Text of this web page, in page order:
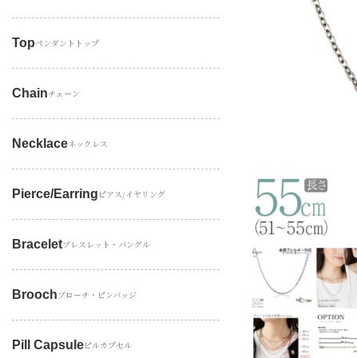
Topペンダントトップ
Chainチェーン
Necklaceネックレス
Pierce/earring ピアス/イヤリング
Braceletブレスレット・バングル
Broochブローチ・ピンバッジ
Pill Capsuleピルカプセル